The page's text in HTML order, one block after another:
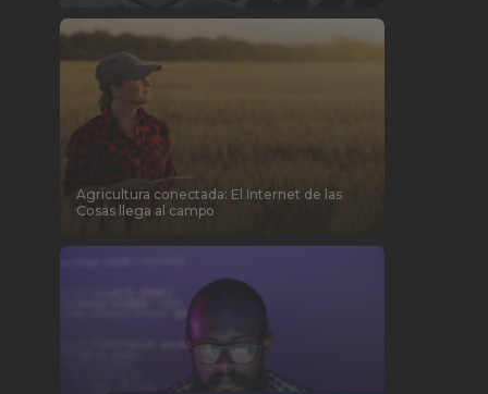
Agricultura conectada: El Internet de las
Cosas llega al campo